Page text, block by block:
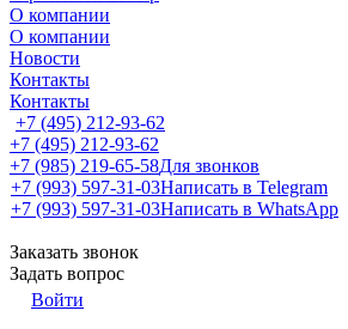
О компании
О компании
Новости
Контакты
Контакты
+7 (495) 212-93-62
+7 (495) 212-93-62
+7 (985) 219-65-58Для звонков
+7 (993) 597-31-03Написать в Telegram
+7 (993) 597-31-03Написать в WhatsApp
Заказать звонок
Задать вопрос
Войти